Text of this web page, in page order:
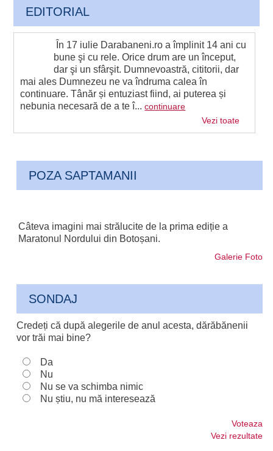
EDITORIAL
În 17 iulie Darabaneni.ro a împlinit 14 ani cu
bune şi cu rele. Orice drum are un început,
dar şi un sfârşit. Dumnevoastră, cititorii, dar
mai ales Dumnezeu ne va îndruma calea în
continuare. Tânăr și entuziast fiind, ai puterea și
nebunia necesară de a te î...continuare
Vezi toate
POZA SAPTAMANII
Câteva imagini mai strălucite de la prima ediție a
Maratonul Nordului din Botoșani.
Galerie Foto
SONDAJ
Credeți că după alegerile de anul acesta, dărăbănenii
vor trăi mai bine?
Da
Nu
Nu se va schimba nimic
Nu știu, nu mă interesează
Voteaza
Vezi rezultate